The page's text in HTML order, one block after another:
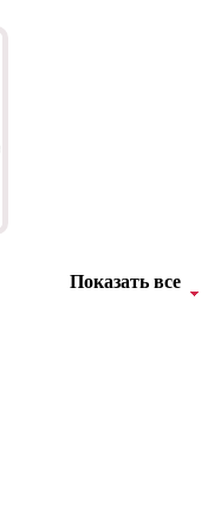
Показать все